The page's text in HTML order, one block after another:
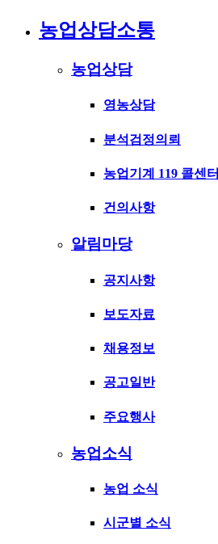
농업상담소통
농업상담
영농상담
분석검정의뢰
농업기계 119 콜센터
건의사항
알림마당
공지사항
보도자료
채용정보
공고일반
주요행사
농업소식
농업 소식
시군별 소식